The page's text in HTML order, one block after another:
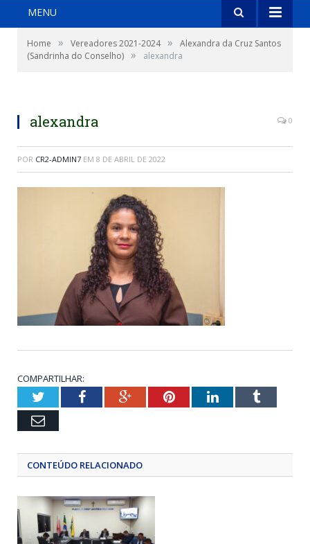
MENU
Home » Vereadores 2021-2024 »
Alexandra da Cruz Santos
(Sandrinha do Conselho) » alexandra
alexandra 0
POR CR2-ADMIN7 EM 8 DE ABRIL DE 2022
COMPARTILHAR:
TwitterFacebookGoogle+PinterestLinkedInTumblr
Email
CONTEÚDO RELACIONADO